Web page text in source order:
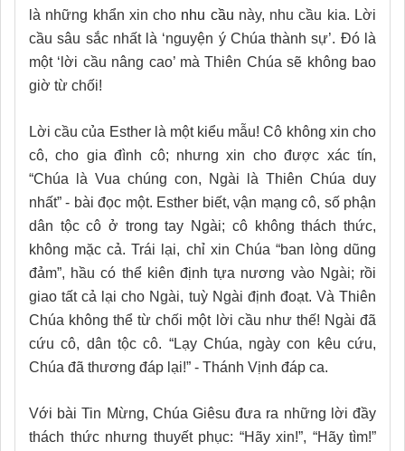
là những khẩn xin cho nhu cầu này, nhu cầu kia. Lời
cầu sâu sắc nhất là ‘nguyện ý Chúa thành sự’. Đó là
một ‘lời cầu nâng cao’ mà Thiên Chúa sẽ không bao
giờ từ chối!
Lời cầu của Esther là một kiểu mẫu! Cô không xin cho
cô, cho gia đình cô; nhưng xin cho được xác tín,
“Chúa là Vua chúng con, Ngài là Thiên Chúa duy
nhất” - bài đọc một. Esther biết, vận mạng cô, số phận
dân tộc cô ở trong tay Ngài; cô không thách thức,
không mặc cả. Trái lại, chỉ xin Chúa “ban lòng dũng
đảm”, hầu có thể kiên định tựa nương vào Ngài; rồi
giao tất cả lại cho Ngài, tuỳ Ngài định đoạt. Và Thiên
Chúa không thể từ chối một lời cầu như thế! Ngài đã
cứu cô, dân tộc cô. “Lạy Chúa, ngày con kêu cứu,
Chúa đã thương đáp lại!” - Thánh Vịnh đáp ca.
Với bài Tin Mừng, Chúa Giêsu đưa ra những lời đầy
thách thức nhưng thuyết phục: “Hãy xin!”, “Hãy tìm!”